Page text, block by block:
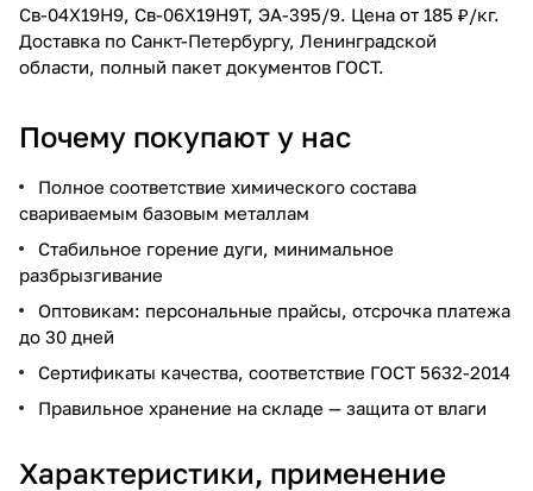
Св-04Х19Н9, Св-06Х19Н9Т, ЭА-395/9. Цена от 185 ₽/кг.
Доставка по Санкт-Петербургу, Ленинградской
области, полный пакет документов ГОСТ.
Почему покупают у нас
Полное соответствие химического состава
свариваемым базовым металлам
Стабильное горение дуги, минимальное
разбрызгивание
Оптовикам: персональные прайсы, отсрочка платежа
до 30 дней
Сертификаты качества, соответствие ГОСТ 5632-2014
Правильное хранение на складе — защита от влаги
Характеристики, применение